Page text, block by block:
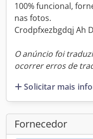
100% funcional,
nas fotos.
Crodpfxezbgdqj Ah
O anúncio foi
ocorrer erros de
Solicitar mais
Fornecedor